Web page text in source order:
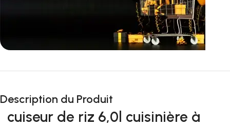
Incoryable offres
prix KDO
Description du Produit
cuiseur de riz 6,0l cuisinière à